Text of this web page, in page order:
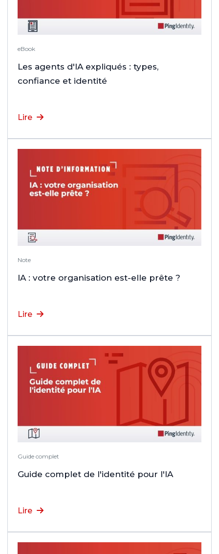
eBook
Les agents d'IA expliqués : types,
confiance et identité
Lire
Note
IA : votre organisation est-elle prête ?
Lire
Guide complet
Guide complet de l'identité pour l'IA
Lire